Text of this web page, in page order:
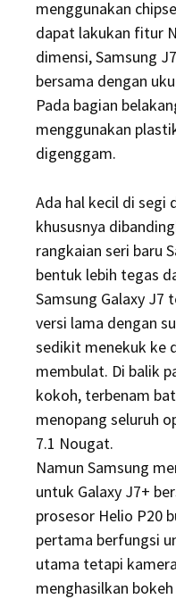
menggunakan
dapat lakukan fitur
dimensi, Samsung
bersama dengan
Pada bagian
menggunakan
digenggam.
Ada hal kecil di segi
khususnya
rangkaian seri baru
bentuk lebih tegas
Samsung Galaxy J7
versi lama dengan
sedikit menekuk ke
membulat. Di balik
kokoh, terbenam
menopang seluruh
7.1 Nougat.
Namun Samsung
untuk Galaxy J7+
prosesor Helio P20
pertama berfungsi
utama tetapi
menghasilkan